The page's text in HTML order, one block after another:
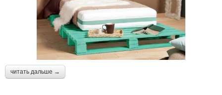
читать дальше →